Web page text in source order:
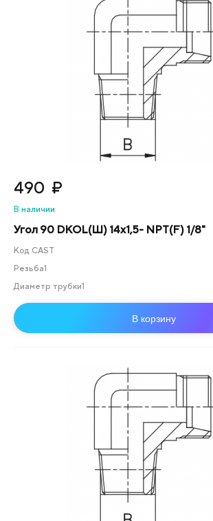
490 ₽
В наличии
Угол 90 DKOL(Ш) 14x1,5- NPT(F) 1/8"
Код CAST
Резьба1
Диаметр трубки1
В корзину